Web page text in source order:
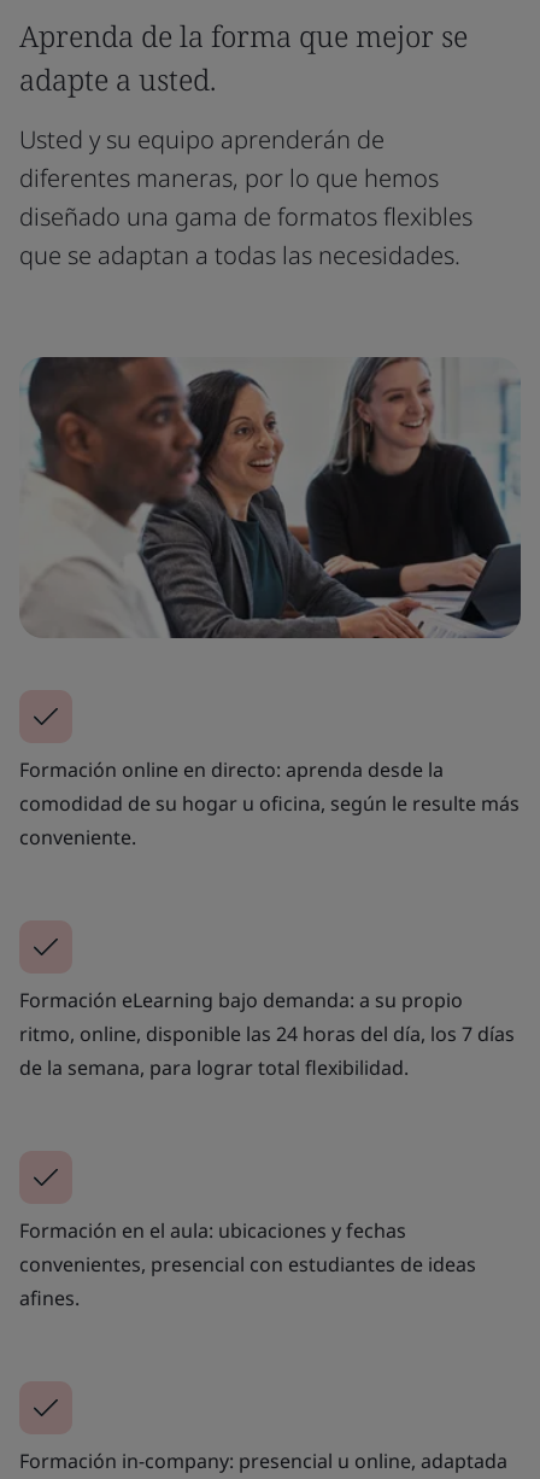
Aprenda de la forma que mejor se
adapte a usted.
Usted y su equipo aprenderán de
diferentes maneras, por lo que hemos
diseñado una gama de formatos flexibles
que se adaptan a todas las necesidades.
Formación online en directo: aprenda desde la
comodidad de su hogar u oficina, según le resulte más
conveniente.
Formación eLearning bajo demanda: a su propio
ritmo, online, disponible las 24 horas del día, los 7 días
de la semana, para lograr total flexibilidad.
Formación en el aula: ubicaciones y fechas
convenientes, presencial con estudiantes de ideas
afines.
Formación in-company: presencial u online, adaptada